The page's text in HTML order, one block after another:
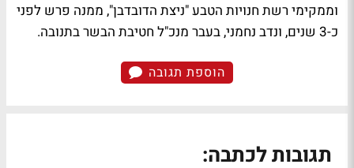
וממקימי רשת חנויות הטבע "ניצת הדובדבן", ממנה פרש לפני
כ-3 שנים, ונדב נחמני, בעבר מנכ"ל חטיבת הבשר בתנובה.
הוספת תגובה
תגובות לכתבה: